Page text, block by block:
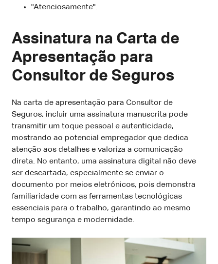
"Atenciosamente".
Assinatura na Carta de
Apresentação para
Consultor de Seguros
Na carta de apresentação para Consultor de
Seguros, incluir uma assinatura manuscrita pode
transmitir um toque pessoal e autenticidade,
mostrando ao potencial empregador que dedica
atenção aos detalhes e valoriza a comunicação
direta. No entanto, uma assinatura digital não deve
ser descartada, especialmente se enviar o
documento por meios eletrónicos, pois demonstra
familiaridade com as ferramentas tecnológicas
essenciais para o trabalho, garantindo ao mesmo
tempo segurança e modernidade.